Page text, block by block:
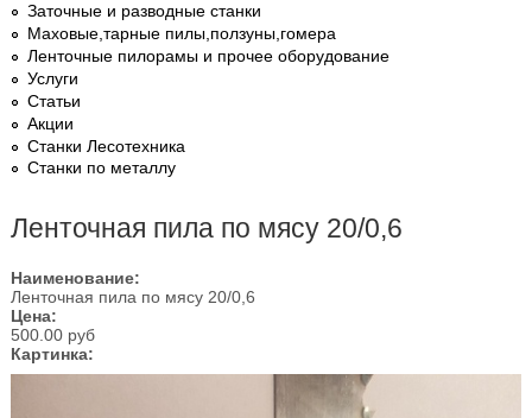
Заточные и разводные станки
Маховые,тарные пилы,ползуны,гомера
Ленточные пилорамы и прочее оборудование
Услуги
Статьи
Акции
Станки Лесотехника
Станки по металлу
Ленточная пила по мясу 20/0,6
Наименование:
Ленточная пила по мясу 20/0,6
Цена:
500.00 руб
Картинка: